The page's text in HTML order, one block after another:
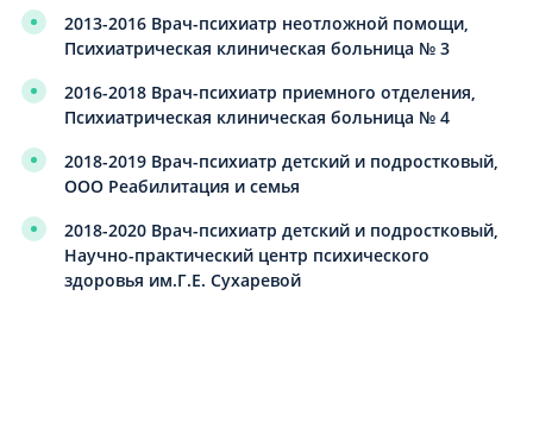
2013-2016 Врач-психиатр неотложной помощи,
Психиатрическая клиническая больница № 3
2016-2018 Врач-психиатр приемного отделения,
Психиатрическая клиническая больница № 4
2018-2019 Врач-психиатр детский и подростковый,
ООО Реабилитация и семья
2018-2020 Врач-психиатр детский и подростковый,
Научно-практический центр психического
здоровья им.Г.Е. Сухаревой